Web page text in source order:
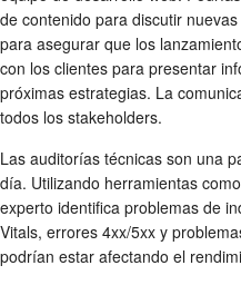
de contenido para discutir
para asegurar que los
con los clientes para presentar
próximas estrategias. La
todos los stakeholders.
Las auditorías técnicas son una
día. Utilizando herramientas
experto identifica problemas de
Vitals, errores 4xx/5xx y
podrían estar afectando el